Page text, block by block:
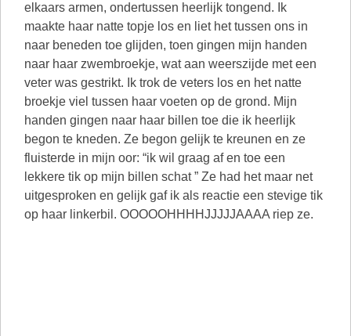
elkaars armen, ondertussen heerlijk tongend. Ik
maakte haar natte topje los en liet het tussen ons in
naar beneden toe glijden, toen gingen mijn handen
naar haar zwembroekje, wat aan weerszijde met een
veter was gestrikt. Ik trok de veters los en het natte
broekje viel tussen haar voeten op de grond. Mijn
handen gingen naar haar billen toe die ik heerlijk
begon te kneden. Ze begon gelijk te kreunen en ze
fluisterde in mijn oor: “ik wil graag af en toe een
lekkere tik op mijn billen schat ” Ze had het maar net
uitgesproken en gelijk gaf ik als reactie een stevige tik
op haar linkerbil. OOOOOHHHHJJJJJAAAA riep ze.